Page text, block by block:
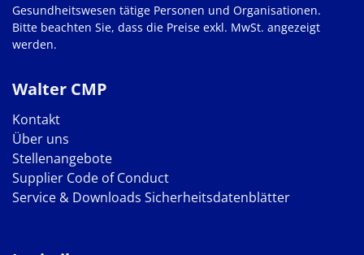
Walter CMP
Kontakt
Über uns
Stellenangebote
Supplier Code of Conduct
Service & Downloads Sicherheitsdatenblätter
Gesundheitswesen tätige Personen und Organisationen.
Bitte beachten Sie, dass die Preise exkl. MwSt. angezeigt
werden.